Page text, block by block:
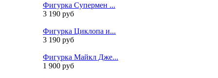
Фигурка Супермен ...
3 190 руб
Фигурка Циклопа и...
3 190 руб
Фигурка Майкл Дже...
1 900 руб